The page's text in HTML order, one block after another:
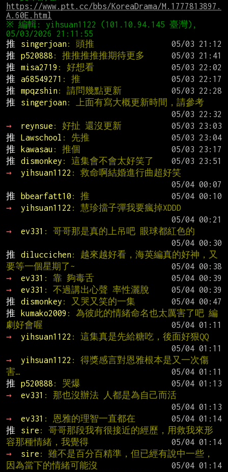
https://www.ptt.cc/bbs/KoreaDrama/M.1777813897.
A.60E.html
※ 編輯: yihsuan1122 (101.10.94.145 臺灣),
推
singerjoan: 頭推
推
p520888 : 推推推推推期待更多
推
misa2719 : 好想看
推
a68549271 : 推
推
mpqzshin: 請問幾點更新
推
singerjoan: 上面有寫大概更新時間，請參考
→
reynsue : 好扯 還沒更新
推
Lawschool : 先推
推
kawasau : 推個
推
dismonkey : 這集會不會太好笑了
→
yihsuan1122 : 救命啊結婚進行曲超好笑
推
bbearfatt10 : 推
→
yihsuan1122 : 慧珍擋子彈我要瘋掉XDDD
→
ev331 : 哥哥那是真的上吊吧 眼球都紅色的
推
diluccichen: 越來越好看，海英編真的好神，又
要等一個星期了~
→
ev331 : 靠 夠毒舌
→
ev331 : 不過講出心聲 率性灑脫
推
dismonkey : 又哭又笑的一集
推
kumako2009 : 為彼此的情緒命名也太厲害了吧 編
劇好會喔
→
yihsuan1122 : 這集真是先給糖吃，後面好狠QQ
→
yihsuan1122 : 得獎感言對恩雅根本是又一次傷
害…
推
p520888 : 哭爆
→
ev331 : 那也沒辦法 人都是為自己而活
→
ev331 : 恩雅的理智一直都在
推
sire : 哥哥那段我有很接近的經歷，用救我來形
容那種情緒，我覺得
→
sire : 雖不是百分百精準，但已經有說中一些，
因為當下的情緒可能沒